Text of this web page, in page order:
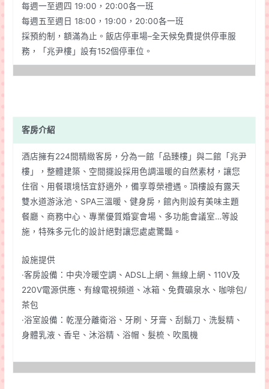
每週一至週四 19:00，20:00各一班
每週五至週日 18:00，19:00，20:00各一班
採預約制，額滿為止。飯店停車場–全天候免費提供停車服
務，「兆尹樓」設有152個停車位。
客房介紹
酒店擁有224間精緻客房，分為一館「品臻樓」與二館「兆尹
樓」，整體建築、空間擺設採用色調溫暖的自然素材，讓您
住宿、用餐環境恬宜舒適外，備享尊榮禮遇。頂樓設有露天
雙水道游泳池、SPA三溫暖、健身房，館內則設有美味主題
餐廳、商務中心、專業優質婚宴會場、多功能會議室…等設
施，特殊多元化的設計絕對讓您處處驚豔。
設施提供
·客房設備：中央冷暖空調、ADSL上網、無線上網、110V及
220V電源供應、有線電視頻道、冰箱、免費礦泉水、咖啡包/
茶包
·浴室設備：乾溼分離衛浴、牙刷、牙膏、刮鬍刀、洗髮精、
身體乳液、香皂、沐浴精、浴帽、髮梳、吹風機